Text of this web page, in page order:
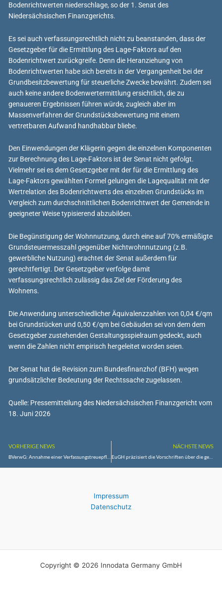
Bodenrichtwerten niederschlage, so der 1. Senat des
Niedersächsischen Finanzgerichts.
Es sei auch verfassungsrechtlich nicht zu beanstanden, dass der
Gesetzgeber für die Ermittlung des Lage-Faktors auf den
Bodenrichtwert zurückgreife. Denn die Heranziehung von
Bodenrichtwerten habe sich bereits in der Vergangenheit bei der
Grundbesitzbewertung für steuerliche Zwecke bewährt. Zudem sei
auch keine andere Bodenwertermittlung ersichtlich, die zu
genaueren Ergebnissen führen würde, zugleich aber im
Massenverfahren der Grundstücksbewertung mit einem
vertretbaren Aufwand handhabbar bliebe.
Den Einwendungen der Klägerin gegen die einzelnen Komponenten
zur Berechnung des Lage-Faktors ist der Senat nicht gefolgt.
Vielmehr sei es dem Gesetzgeber mit der für die Ermittlung des
Lage-Faktors gewählten Formel gelungen die Lagequalität mit der
Wertrelation des Bodenrichtwerts des einzelnen Grundstücks im
Vergleich zum durchschnittlichen Bodenrichtwert der Gemeinde in
geeigneter Weise typisierend abzubilden.
Die Begünstigung der Wohnnutzung, durch eine auf 70% ermäßigte
Grundsteuermesszahl gegenüber Nichtwohnnutzung (z.B.
gewerbliche Nutzung) erachtet der Senat außerdem für
gerechtfertigt. Der Gesetzgeber verfolge damit
verfassungsrechtlich zulässig das Ziel der Förderung des
Wohnens.
Die Anwendung unterschiedlicher Äquivalenzzahlen von 0,04 €/qm
bei Grundstücken und 0,50 €/qm bei Gebäuden sei von dem dem
Gesetzgeber zustehenden Gestaltungsspielraum gedeckt, auch
wenn die Zahlen nicht empirisch hergeleitet worden seien.
Der Senat hat die Revision zum Bundesfinanzhof (BFH) wegen
grundsätzlicher Bedeutung der Rechtssache zugelassen.
Quelle: Pressemitteilung des Niedersächsischen Finanzgericht vom
18. Juni 2026
VORHERIGE NEWS NÄCHSTE NEWS
EuGH präzisiert die Vorschriften über die gerichtliche Zuständigkeit
Impressum
Datenschutz
Copyright © 2026 Innodata Germany GmbH